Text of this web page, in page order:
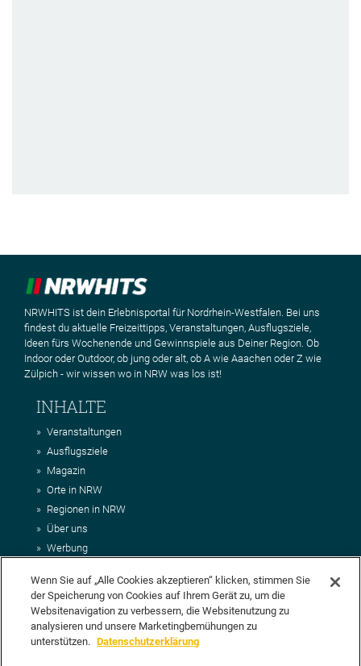
NRWHITS ist dein Erlebnisportal für Nordrhein-Westfalen. Bei uns
findest du aktuelle Freizeittipps, Veranstaltungen, Ausflugsziele,
Ideen fürs Wochenende und Gewinnspiele aus Deiner Region. Ob
Indoor oder Outdoor, ob jung oder alt, ob A wie Aaachen oder Z wie
Zülpich - wir wissen wo in NRW was los ist!
INHALTE
Veranstaltungen
Ausflugsziele
Magazin
Orte in NRW
Regionen in NRW
Über uns
Werbung
Impressum
AGB
Datenschutz
DEIN VORSCHLAG FÜR NRWHITS
Wenn Sie auf „Alle Cookies akzeptieren“ klicken, stimmen Sie
der Speicherung von Cookies auf Ihrem Gerät zu, um die
Websitenavigation zu verbessern, die Websitenutzung zu
analysieren und unsere Marketingbemühungen zu
unterstützen. Datenschutzerklärung